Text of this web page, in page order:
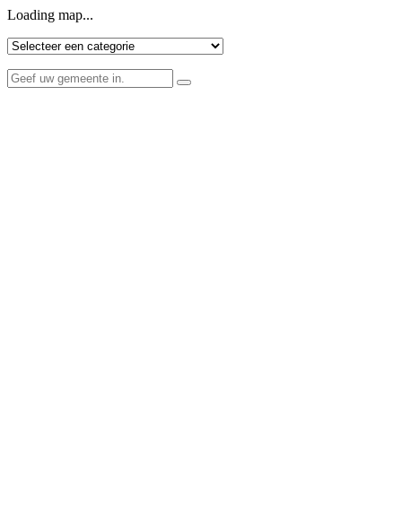
Loading map...